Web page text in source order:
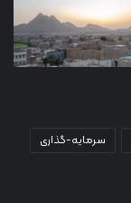
سرمایه-گذاری